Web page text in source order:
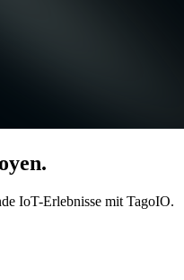
IoT-Erlebnisse mit TagoIO.